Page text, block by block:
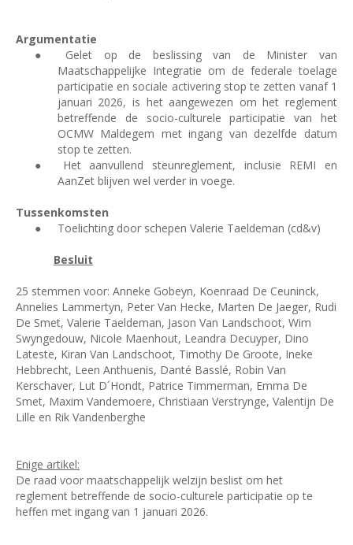
Argumentatie
●
Gelet op de beslissing van de Minister van
Maatschappelijke Integratie om de federale toelage
participatie en sociale activering stop te zetten vanaf 1
januari 2026, is het aangewezen om het reglement
betreffende de socio-culturele participatie van het
OCMW Maldegem met ingang van dezelfde datum
stop te zetten.
●
Het aanvullend steunreglement, inclusie REMI en
AanZet blijven wel verder in voege.
Tussenkomsten
●
Toelichting door schepen Valerie Taeldeman (cd&v)
Besluit
25 stemmen voor: Anneke Gobeyn, Koenraad De Ceuninck,
Annelies Lammertyn, Peter Van Hecke, Marten De Jaeger, Rudi
De Smet, Valerie Taeldeman, Jason Van Landschoot, Wim
Swyngedouw, Nicole Maenhout, Leandra Decuyper, Dino
Lateste, Kiran Van Landschoot, Timothy De Groote, Ineke
Hebbrecht, Leen Anthuenis, Danté Basslé, Robin Van
Kerschaver, Lut D´Hondt, Patrice Timmerman, Emma De
Smet, Maxim Vandemoere, Christiaan Verstrynge, Valentijn De
Lille en Rik Vandenberghe
Enige artikel:
De raad voor maatschappelijk welzijn beslist om het
reglement betreffende de socio-culturele participatie op te
heffen met ingang van 1 januari 2026.